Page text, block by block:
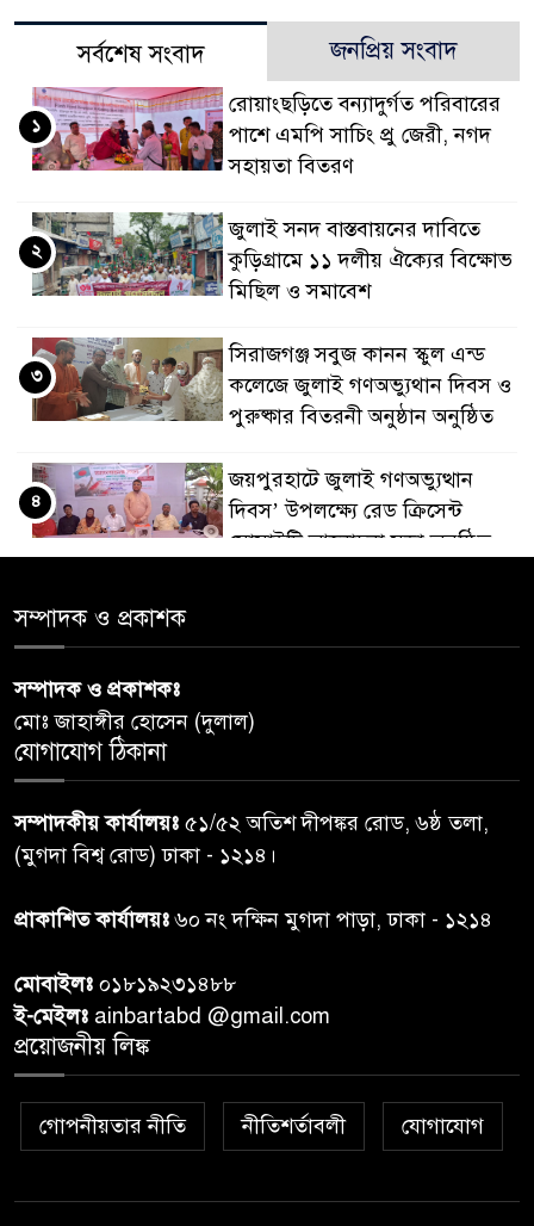
সর্বশেষ সংবাদ জনপ্রিয় সংবাদ
রোয়াংছড়িতে বন্যাদুর্গত পরিবারের
পাশে এমপি সাচিং প্রু জেরী, নগদ
সহায়তা বিতরণ
১
জুলাই সনদ বাস্তবায়নের দাবিতে
কুড়িগ্রামে ১১ দলীয় ঐক্যের বিক্ষোভ
মিছিল ও সমাবেশ
২
সিরাজগঞ্জ সবুজ কানন স্কুল এন্ড
কলেজে জুলাই গণঅভ্যুথান দিবস ও
পুরুষ্কার বিতরনী অনুষ্ঠান অনুষ্ঠিত
৩
জয়পুরহাটে জুলাই গণঅভ্যুত্থান
দিবস’ উপলক্ষ্যে রেড ক্রিসেন্ট
সোসাইটি আলোচনা সভা অনুষ্ঠিত
৪
দিবস-২০২৬’।
৫
মাঝে ১৩ লক্ষ ১৫ হাজার টাকা
বিতরণ
৬
বান্দরবানে বন্যায় ক্ষতিগ্রস্তদের
দক্ষিণ চট্টগ্রামের এক অসহায় ও
ডোনার্স ক্লাব” এবং “হাসিমুখ পরিবার”
৮
আইনানুগ ব্যবস্থা: তথ্য উপদেষ্টা
৯
সম্পাদক ও প্রকাশক
সম্পাদক ও প্রকাশকঃ
মোঃ জাহাঙ্গীর হোসেন (দুলাল)
যোগাযোগ ঠিকানা
সম্পাদকীয় কার্যালয়ঃ ৫১/৫২ অতিশ দীপঙ্কর রোড, ৬ষ্ঠ তলা,
(মুগদা বিশ্ব রোড) ঢাকা - ১২১৪।
প্রাকাশিত কার্যালয়ঃ৬০ নং দক্ষিন মুগদা পাড়া, ঢাকা - ১২১৪
মোবাইলঃ ০১৮১৯২৩১৪৮৮
ই-মেইলঃ ainbartabd @gmail.com
প্রয়োজনীয় লিঙ্ক
গোপনীয়তার নীতি নীতিশর্তাবলী যোগাযোগ